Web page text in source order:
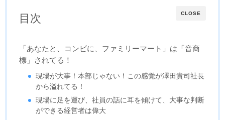
CLOSE
目次
「あなたと、コンビに、ファミリーマート」は「音商
標」されてる！
現場が大事！本部じゃない！この感覚が澤田貴司社長
から溢れてる！
現場に足を運び、社員の話に耳を傾けて、大事な判断
ができる経営者は偉大